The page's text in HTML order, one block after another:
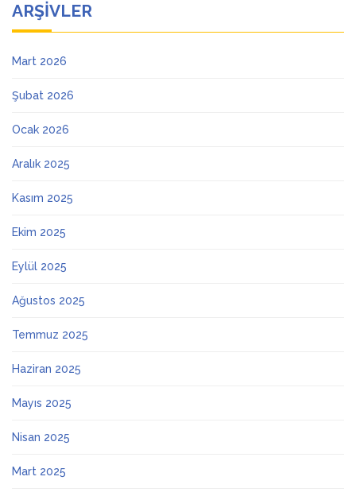
ARŞIVLER
Mart 2026
Şubat 2026
Ocak 2026
Aralık 2025
Kasım 2025
Ekim 2025
Eylül 2025
Ağustos 2025
Temmuz 2025
Haziran 2025
Mayıs 2025
Nisan 2025
Mart 2025